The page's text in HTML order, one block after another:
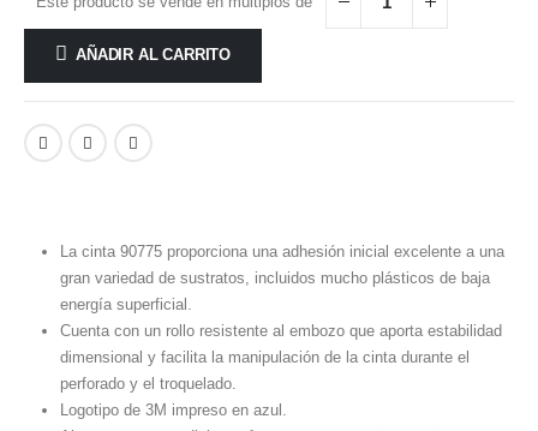
AÑADIR AL CARRITO
La cinta 90775 proporciona una adhesión inicial excelente a una
gran variedad de sustratos, incluidos mucho plásticos de baja
energía superficial.
Cuenta con un rollo resistente al embozo que aporta estabilidad
dimensional y facilita la manipulación de la cinta durante el
perforado y el troquelado.
Logotipo de 3M impreso en azul.